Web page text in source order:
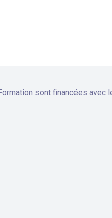
sont financées avec